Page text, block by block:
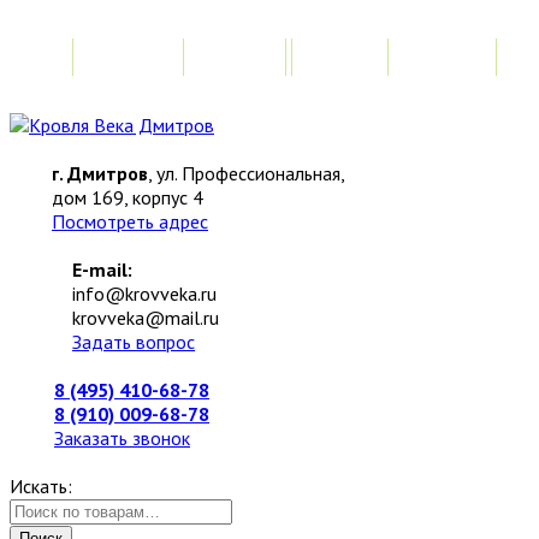
г. Дмитров, ул. Профессиональная,
дом 169, корпус 4
Посмотреть адрес
E-mail:
info@krovveka.ru
krovveka@mail.ru
Задать вопрос
8 (495) 410-68-78
8 (910) 009-68-78
Заказать звонок
Искать: